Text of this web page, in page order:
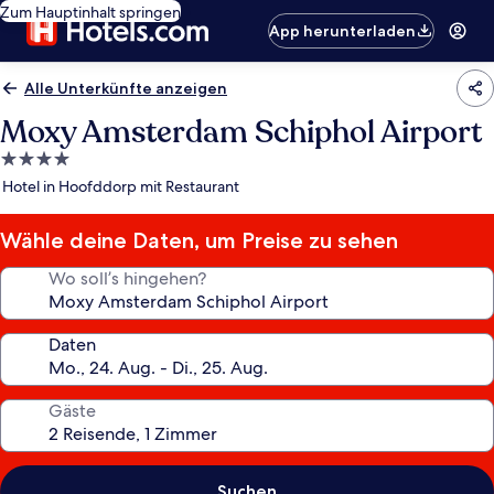
Zum Hauptinhalt springen
App herunterladen
Alle Unterkünfte anzeigen
Moxy Amsterdam Schiphol Airport
4.0-
Sterne-
Hotel in Hoofddorp mit Restaurant
Wähle deine Daten, um Preise zu sehen
Wo soll’s hingehen?
Daten
Gäste